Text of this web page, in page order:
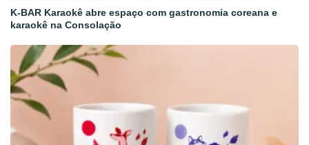
K-BAR Karaokê abre espaço com gastronomia coreana e
karaokê na Consolação